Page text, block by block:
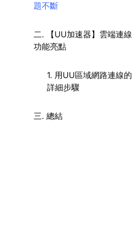
題不斷
二. 【UU加速器】雲端連線
功能亮點
1. 用UU區域網路連線的
詳細步驟
三. 總結